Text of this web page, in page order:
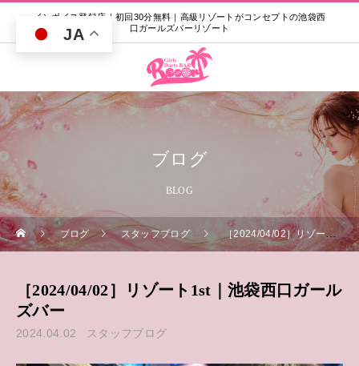
インボイス登録店｜初回30分無料｜高級リゾートがコンセプトの池袋西
口ガールズバーリゾート
ブログ
BLOG
ブログ スタッフブログ ［2024/04/02］リゾート1st｜池袋西口ガールズバー
［2024/04/02］リゾート1st｜池袋西口ガール
ズバー
2024.04.02 スタッフブログ
JA